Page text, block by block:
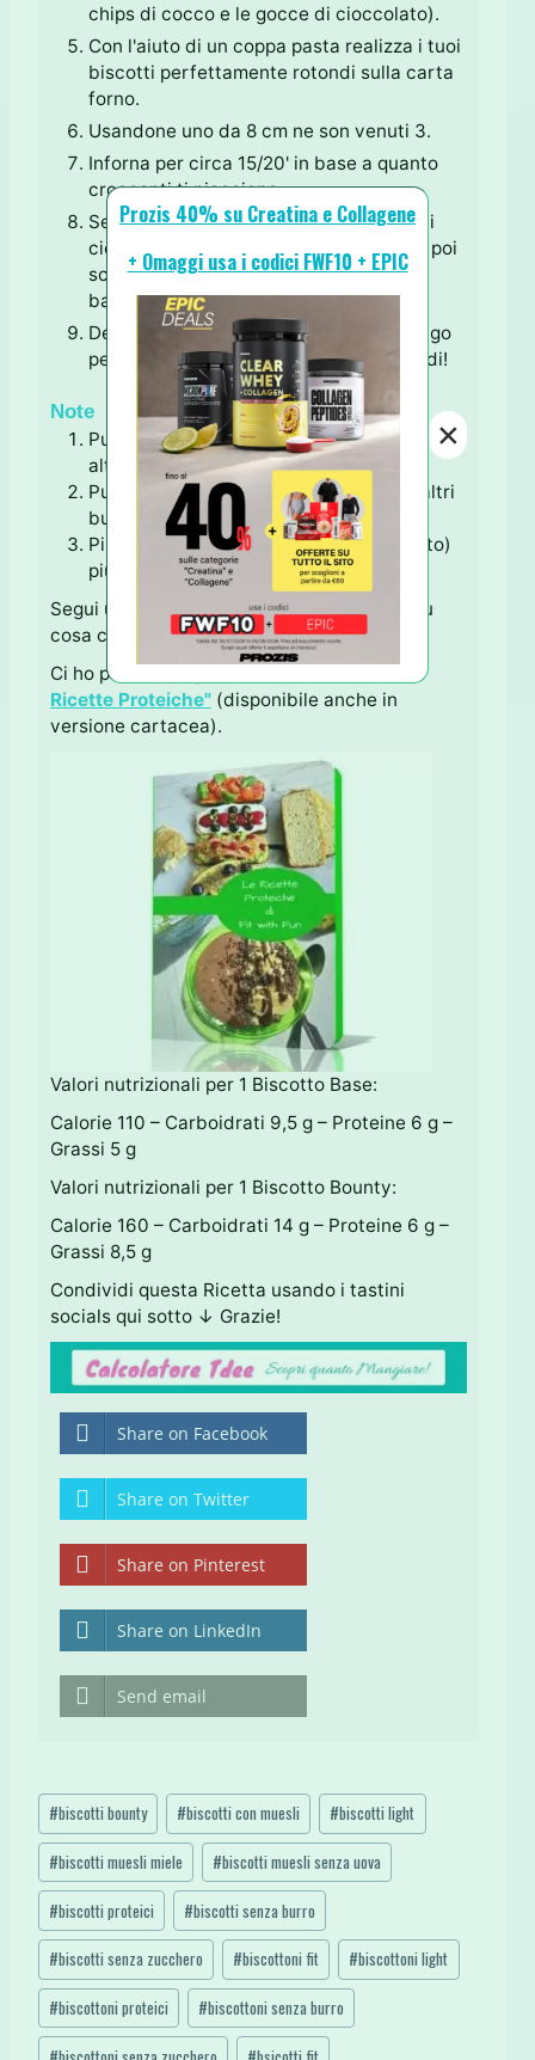
chips di cocco e le gocce di cioccolato).
Con l'aiuto di un coppa pasta realizza i tuoi
biscotti perfettamente rotondi sulla carta
forno.
Usandone uno da 8 cm ne son venuti 3.
Inforna per circa 15/20' in base a quanto
croccanti ti piacciono.
Se vuoi terminare con la decorazione di
cioccolato, aspetta che intiepidiscano, poi
sciogli il cioccolato su fiamma dolce, a
bagnomaria o nel microonde.
Decora i tuoi biscottoni, mettili 10' in frigo
per far rassodare il cioccolato e ora godi!
Note
Puoi sostituire losciroppo 0con qualsiasi
altro sciroppo o miele;
Puoi sostituire il burro di arachidi con altri
burri di frutta secca;
Più li lasci in forno (anche a forno spento)
più diventeranno croccanti.
Segui una
Dieta Proteicama non hai idee su
cosa cucinare?
Ci ho pensato io per Te ♥ con l'ebook
Ricette Proteiche" (disponibile anche in
versione cartacea).
Valori nutrizionali per 1 Biscotto Base:
Calorie 110 – Carboidrati 9,5 g – Proteine 6 g –
Grassi 5 g
Valori nutrizionali per 1 Biscotto Bounty:
Calorie 160 – Carboidrati 14 g – Proteine 6 g –
Grassi 8,5 g
Condividi questa Ricetta usando i tastini
socials qui sotto ↓ Grazie!
Share on Facebook
Share on Twitter
Share on Pinterest
Share on LinkedIn
Send email
Tag
articolo:
#biscotti bounty #biscotti con muesli #biscotti light
#biscotti muesli miele #biscotti muesli senza uova
#biscotti proteici #biscotti senza burro
#biscotti senza zucchero #biscottoni fit #biscottoni light
#biscottoni proteici #biscottoni senza burro
Prozis 40% su Creatina e Collagene
+ Omaggi usa i codici FWF10 + EPIC
×